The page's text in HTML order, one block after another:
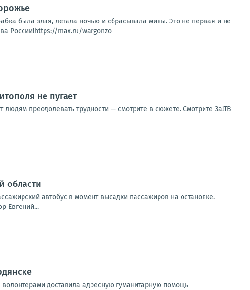
была злая, летала ночью и сбрасывала мины. Это не первая и не
России!https://max.ru/wargonzo
не пугает
преодолевать трудности — смотрите в сюжете. Смотрите За!ТВ
области
автобус в момент высадки пассажиров на остановке.
Евгений...
доставила адресную гуманитарную помощь